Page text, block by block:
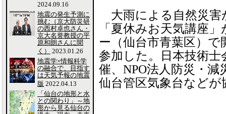
大雨による自然災害
「夏休みお天気講座
ー（仙台市青葉区）
参加した。日本技術士
催、NPO法人防災・
仙台管区気象台などが
2024.09.16
地震の発生予測に
挑む（京大防災研
の西村卓也さん・
京大名誉教授の平
原和朗さんに聞
く）
2023.01.26
地震学×情報科学
の融合で、目指す
は天気予報の地震
版 2022.04.13
「仙台の地形と水
との関わり」～地
形から見る仙台の